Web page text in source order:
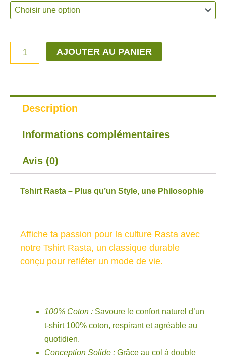
AJOUTER AU PANIER
Description
Informations complémentaires
Avis (0)
Tshirt Rasta – Plus qu’un Style, une Philosophie
Affiche ta passion pour la culture Rasta avec
notre Tshirt Rasta, un classique durable
conçu pour refléter un mode de vie.
100% Coton : Savoure le confort naturel d’un
t-shirt 100% coton, respirant et agréable au
quotidien.
Conception Solide : Grâce au col à double